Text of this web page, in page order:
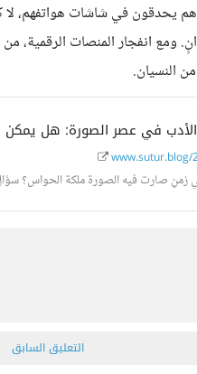
وهم يحدقون في شاشات هواتفهم،
ومع انفجار المنصات الرقمية،
النسيان.
www.sutur.blog/
صارت فيه الصورة ملكة الحواس؟ سؤالٌ
التعليق السابق